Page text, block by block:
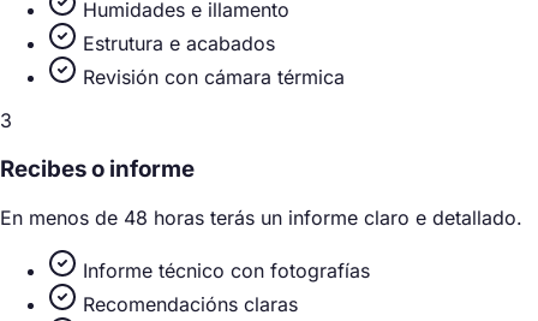
Humidades e illamento
Estrutura e acabados
Revisión con cámara térmica
3
Recibes o informe
En menos de 48 horas terás un informe claro e detallado.
Informe técnico con fotografías
Recomendacións claras